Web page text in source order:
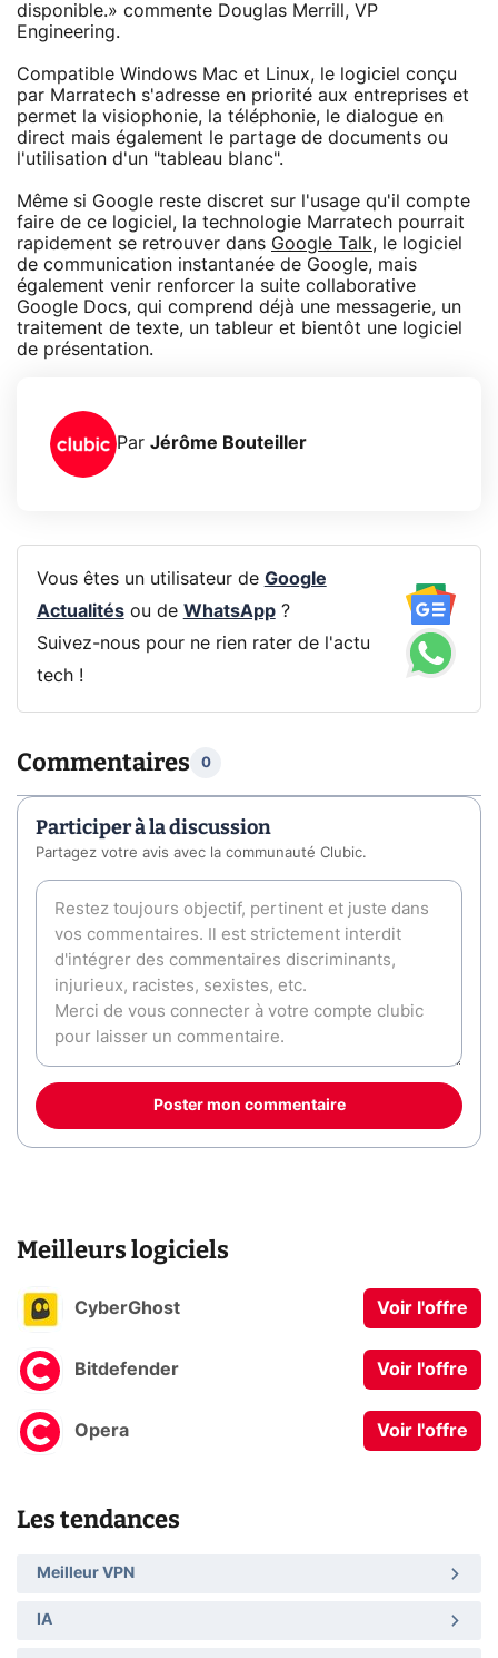
disponible.» commente Douglas Merrill, VP
Engineering.
Compatible Windows Mac et Linux, le logiciel conçu
par Marratech s'adresse en priorité aux entreprises et
permet la visiophonie, la téléphonie, le dialogue en
direct mais également le partage de documents ou
l'utilisation d'un "tableau blanc".
Même si Google reste discret sur l'usage qu'il compte
faire de ce logiciel, la technologie Marratech pourrait
rapidement se retrouver dans Google Talk, le logiciel
de communication instantanée de Google, mais
également venir renforcer la suite collaborative
Google Docs, qui comprend déjà une messagerie, un
traitement de texte, un tableur et bientôt une logiciel
de présentation.
Par Jérôme Bouteiller
Vous êtes un utilisateur de Google
Actualitésou de WhatsApp?
Suivez-nous pour ne rien rater de l'actu
tech !
Commentaires 0
Participer à la discussion
Partagez votre avis avec la communauté Clubic.
Poster mon commentaire
Meilleurs logiciels
CyberGhost Voir l'offre
Bitdefender Voir l'offre
Opera Voir l'offre
Les tendances
Meilleur VPN
IA